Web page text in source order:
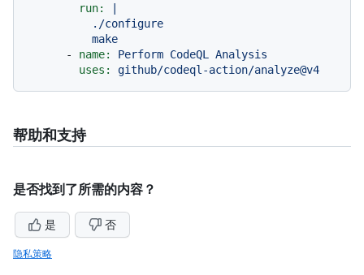
run:
|
-
name: Perform CodeQL
Analysis
uses:
github/codeql-action/analyze@v4
帮助和支持
是否找到了所需的内容？
是 否
隐私策略